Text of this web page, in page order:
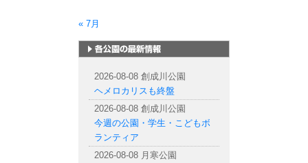
« 7月
2026-08-08 創成川公園
ヘメロカリスも終盤
2026-08-08 創成川公園
今週の公園・学生・こどもボ
ランティア
2026-08-08 月寒公園